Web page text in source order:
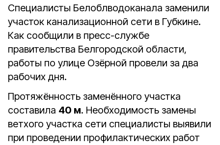
Специалисты Белоблводоканала заменили
участок канализационной сети в Губкине.
Как сообщили в пресс-службе
правительства Белгородской области,
работы по улице Озёрной провели за два
рабочих дня.
Протяжённость заменённого участка
составила 40 м. Необходимость замены
ветхого участка сети специалисты выявили
при проведении профилактических работ